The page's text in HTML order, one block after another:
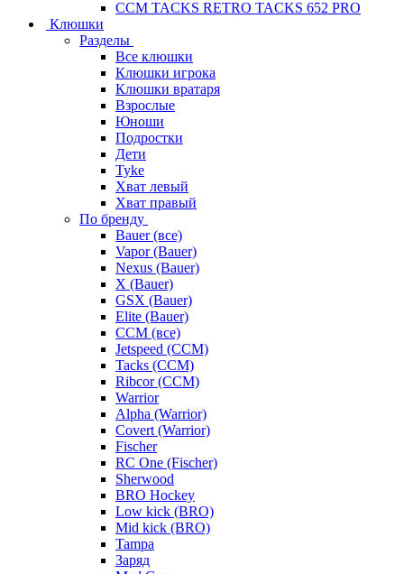
CCM TACKS RETRO TACKS 652 PRO
Клюшки
Разделы
Все клюшки
Клюшки игрока
Клюшки вратаря
Взрослые
Юноши
Подростки
Дети
Tyke
Хват левый
Хват правый
По бренду
Bauer (все)
Vapor (Bauer)
Nexus (Bauer)
X (Bauer)
GSX (Bauer)
Elite (Bauer)
CCM (все)
Jetspeed (CCM)
Tacks (CCM)
Ribcor (CCM)
Warrior
Alpha (Warrior)
Covert (Warrior)
Fischer
RC One (Fischer)
Sherwood
BRO Hockey
Low kick (BRO)
Mid kick (BRO)
Tampa
Заряд